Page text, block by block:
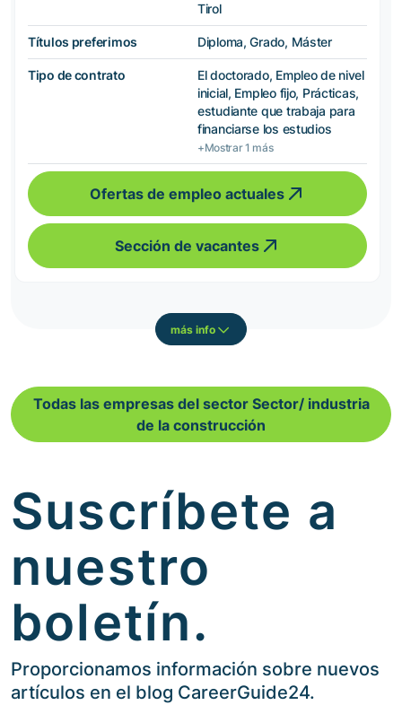
Tirol
Títulos preferimos Diploma, Grado, Máster
Tipo de contrato
El doctorado, Empleo de nivel
inicial, Empleo fijo, Prácticas,
estudiante que trabaja para
financiarse los estudios
+Mostrar 1 más
Ofertas de empleo actuales
Sección de vacantes
más info
Todas las empresas del sector Sector/ industria
de la construcción
Suscríbete a
nuestro
boletín.
Proporcionamos información sobre nuevos
artículos en el blog CareerGuide24.